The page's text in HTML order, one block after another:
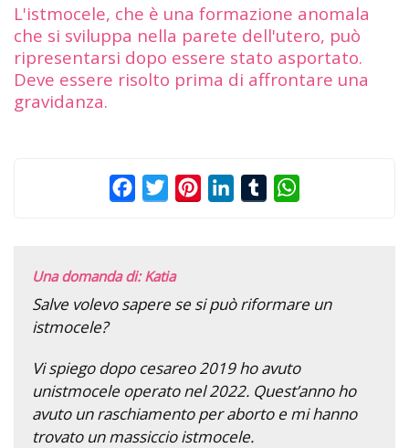
L'istmocele, che è una formazione anomala
che si sviluppa nella parete dell'utero, può
ripresentarsi dopo essere stato asportato.
Deve essere risolto prima di affrontare una
gravidanza.
FacebookTwitterPinterestLinkedInTumblr
Una domanda di: Katia
Salve volevo sapere se si può riformare un
istmocele?
Vi spiego dopo cesareo 2019 ho avuto
unistmocele operato nel 2022. Quest’anno ho
avuto un raschiamento per aborto e mi hanno
trovato un massiccio istmocele.